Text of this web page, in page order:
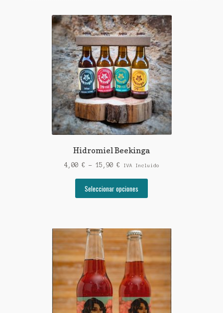
Hidromiel Beekinga
4,00 € - 15,90 €Rango
precios:
desde
15,90 €
IVA Incluido
Seleccionar opciones
variantes.
Las
se
elegir
en
la